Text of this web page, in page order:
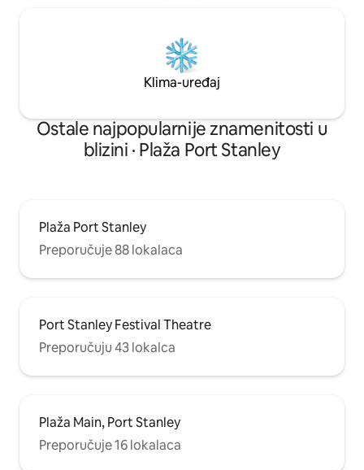
Klima-uređaj
Ostale najpopularnije znamenitosti u
blizini · Plaža Port Stanley
Plaža Port Stanley
Preporučuje 88 lokalaca
Port Stanley Festival Theatre
Preporučuju 43 lokalca
Plaža Main, Port Stanley
Preporučuje 16 lokalaca